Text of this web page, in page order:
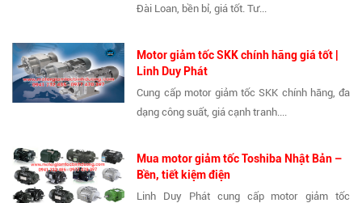
Đài Loan, bền bỉ, giá tốt. Tư...
Motor giảm tốc SKK chính hãng giá tốt |
Linh Duy Phát
Cung cấp motor giảm tốc SKK chính hãng, đa
dạng công suất, giá cạnh tranh....
Mua motor giảm tốc Toshiba Nhật Bản –
Bền, tiết kiệm điện
Linh Duy Phát cung cấp motor giảm tốc